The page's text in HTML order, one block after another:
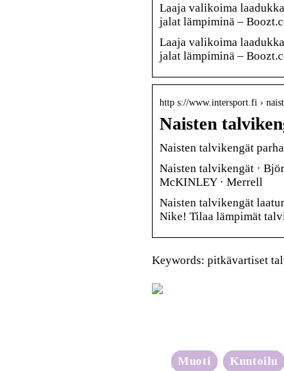
Laaja valikoima
jalat lämpiminä –
Laaja valikoima
jalat lämpiminä –
http s://www.intersport.fi ›
Naisten
Naisten talvikengät
Naisten talvikengät ·
McKINLEY · Merrell
Naisten talvikengät
Nike! Tilaa lämpimät
Keywords: pitkävartiset
Muoti Kuntoilu